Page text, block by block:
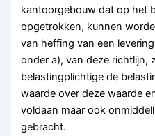
kantoorgebouw dat op het
opgetrokken, kunnen
van heffing van een
onder a), van deze richtlijn,
belastingplichtige de
waarde over deze waarde
voldaan maar ook
gebracht.